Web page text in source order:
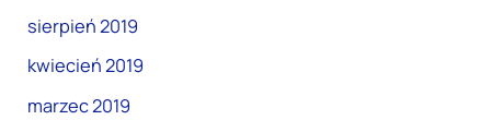
sierpień 2019
kwiecień 2019
marzec 2019